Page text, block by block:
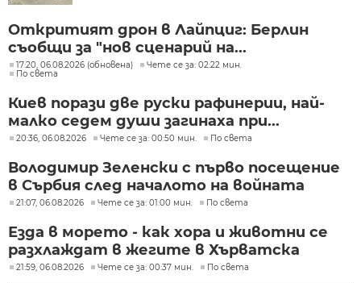
Откритият дрон в Лайпциг: Берлин
съобщи за "нов сценарий на...
17:20, 06.08.2026 (обновена)
Чете се за: 02:22 мин.
По света
Киев порази две руски рафинерии, най-
малко седем души загинаха при...
20:36, 06.08.2026 Чете се за: 00:50 мин. По света
Володимир Зеленски с първо посещение
в Сърбия след началото на войната
21:07, 06.08.2026 Чете се за: 01:00 мин. По света
Езда в морето - как хора и животни се
разхлаждат в жегите в Хърватска
21:59, 06.08.2026 Чете се за: 00:37 мин. По света